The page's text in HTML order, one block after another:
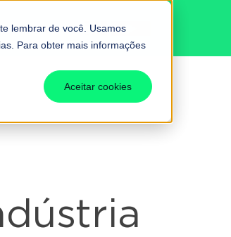
lembrar de você. Usamos
Para obter mais informações
Aceitar cookies
conosco